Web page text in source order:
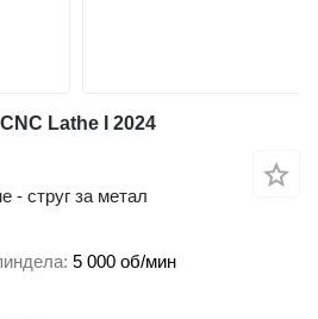
Lathe I 2024
- струг за метал
5 000 об/мин